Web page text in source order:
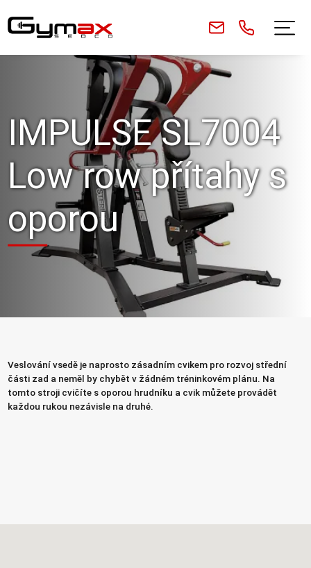
IMPULSE SL7004
Low row přítahy s
oporou
Veslování vsedě je naprosto zásadním cvikem pro rozvoj střední
části zad a neměl by chybět v žádném tréninkovém plánu. Na
tomto stroji cvičíte s oporou hrudníku a cvik můžete provádět
každou rukou nezávisle na druhé.